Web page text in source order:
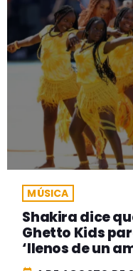
MÚSICA
Shakira dice
Ghetto Kids
‘llenos de un